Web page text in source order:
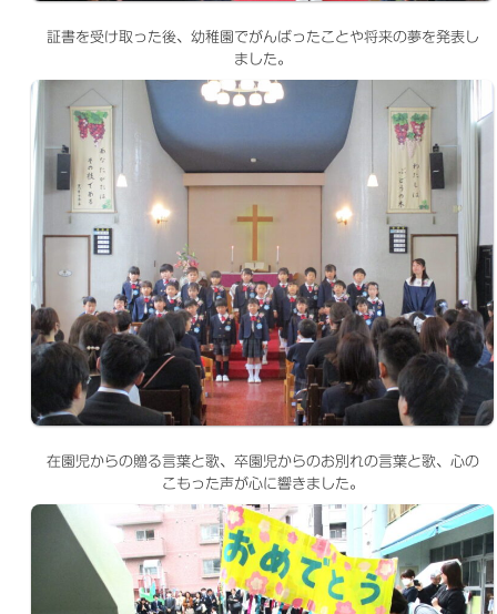
証書を受け取った後、幼稚園でがんばったことや将来の夢を発表し
ました。
在園児からの贈る言葉と歌、卒園児からのお別れの言葉と歌、心の
こもった声が心に響きました。